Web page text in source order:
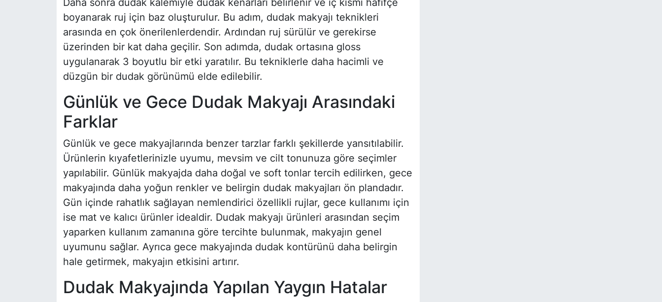
Daha sonra dudak kalemiyle dudak kenarları belirlenir ve iç kısmı hafifçe
boyanarak ruj için baz oluşturulur. Bu adım, dudak makyajı teknikleri
arasında en çok önerilenlerdendir. Ardından ruj sürülür ve gerekirse
üzerinden bir kat daha geçilir. Son adımda, dudak ortasına gloss
uygulanarak 3 boyutlu bir etki yaratılır. Bu tekniklerle daha hacimli ve
düzgün bir dudak görünümü elde edilebilir.
Günlük ve Gece Dudak Makyajı Arasındaki
Farklar
Günlük ve gece makyajlarında benzer tarzlar farklı şekillerde yansıtılabilir.
Ürünlerin kıyafetlerinizle uyumu, mevsim ve cilt tonunuza göre seçimler
yapılabilir. Günlük makyajda daha doğal ve soft tonlar tercih edilirken, gece
makyajında daha yoğun renkler ve belirgin dudak makyajları ön plandadır.
Gün içinde rahatlık sağlayan nemlendirici özellikli rujlar, gece kullanımı için
ise mat ve kalıcı ürünler idealdir. Dudak makyajı ürünleri arasından seçim
yaparken kullanım zamanına göre tercihte bulunmak, makyajın genel
uyumunu sağlar. Ayrıca gece makyajında dudak kontürünü daha belirgin
hale getirmek, makyajın etkisini artırır.
Dudak Makyajında Yapılan Yaygın Hatalar